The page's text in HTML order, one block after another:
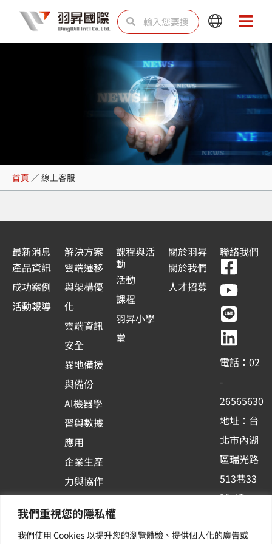
我們重視您的隱私權
我們使用 Cookies 以提升您的瀏覽體驗、提供個人化的廣告或
主
搜
尋 尋
Main
Menu
Main
Menu
線上客服
首頁 ／ 線上客服
最新消息
產品資訊
成功案例
活動報導
解決方案
雲端遷移
與架構優
化
雲端資訊
安全
異地備援
與備份
Al機器學
習與數據
應用
企業生產
力與協作
台應用
其他／加
課程與活
動
活動
課程
羽昇小學
堂
關於羽昇
關於我們
人才招募
聯絡我們
F
a
c
e
b
o
o
k
-
s
q
u
a
r
Y
o
u
t
u
b
e
L
i
n
e
L
i
n
k
e
d
i
n
電話：02
-
26565630
地址：台
北市內湖
區瑞光路
513巷33
號6樓
新訊 | 提